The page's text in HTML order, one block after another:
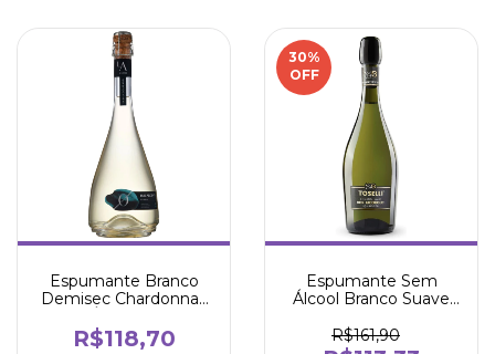
Espumante Branco
Demisec Chardonnay
Luiz Argenta
R$118,70
30%
OFF
Espumante Sem
Álcool Branco Suave
Toselli
R$161,90